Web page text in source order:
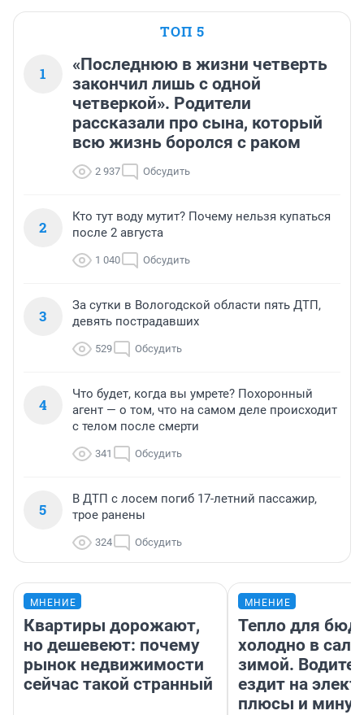
ТОП 5
1
«Последнюю в жизни четверть
закончил лишь с одной
четверкой». Родители
рассказали про сына, который
всю жизнь боролся с раком
2 937 Обсудить
2
Кто тут воду мутит? Почему нельзя купаться
после 2 августа
1 040 Обсудить
3
За сутки в Вологодской области пять ДТП,
девять пострадавших
529 Обсудить
4
Что будет, когда вы умрете? Похоронный
агент — о том, что на самом деле происходит
с телом после смерти
341 Обсудить
5
В ДТП с лосем погиб 17-летний пассажир,
трое ранены
324 Обсудить
МНЕНИЕ
Квартиры дорожают,
но дешевеют: почему
рынок недвижимости
сейчас такой странный
МНЕНИЕ
Тепло для
холодно в
зимой.
ездит на
плюсы и